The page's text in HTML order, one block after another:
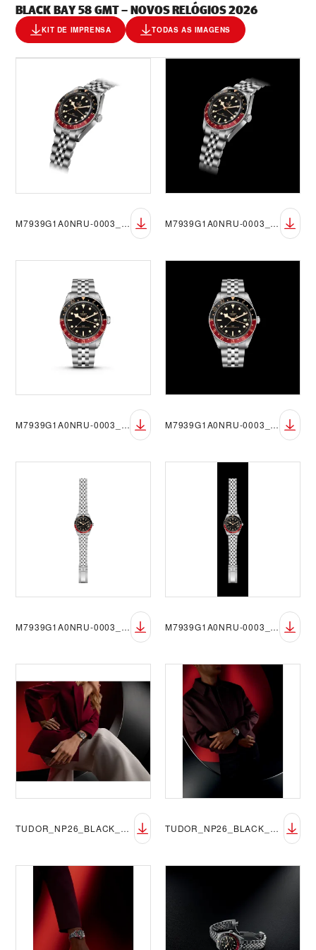
BLACK BAY 58 GMT – NOVOS RELÓGIOS 2026
KIT DE IMPRENSA TODAS AS IMAGENS
M7939G1A0NRU-0003_DET_sRGB_BGW M7939G1A0NRU-0003_DET_sRGB_BGB
M7939G1A0NRU-0003_FF_sRGB_BGW M7939G1A0NRU-0003_FF_sRGB_BGB
M7939G1A0NRU-0003_OF_sRGB_BGW M7939G1A0NRU-0003_OF_sRGB_BGB
TUDOR_NP26_BLACK_BAY_58_GMT_LIFESTYLE_1 TUDOR_NP26_BLACK_BAY_58_GMT_LIFESTYLE_2